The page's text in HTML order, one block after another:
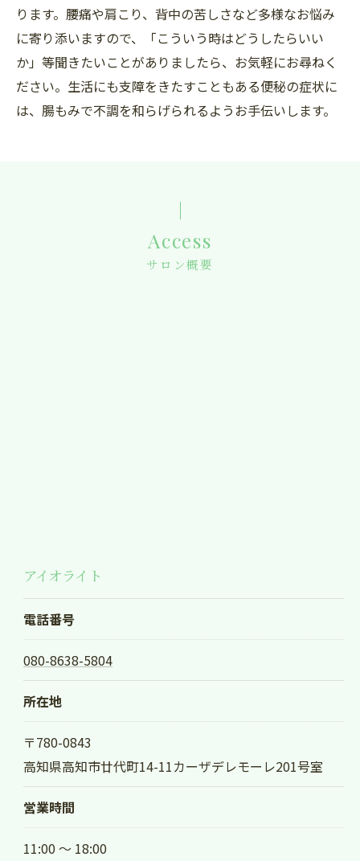
ります。腰痛や肩こり、背中の苦しさなど多様なお悩み
に寄り添いますので、「こういう時はどうしたらいい
か」等聞きたいことがありましたら、お気軽にお尋ねく
ださい。生活にも支障をきたすこともある便秘の症状に
は、腸もみで不調を和らげられるようお手伝いします。
サロン概要
Access
アイオライト
電話番号
080-8638-5804
所在地
〒780-0843
高知県高知市廿代町14-11カーザデレモーレ201号室
営業時間
11:00 〜 18:00